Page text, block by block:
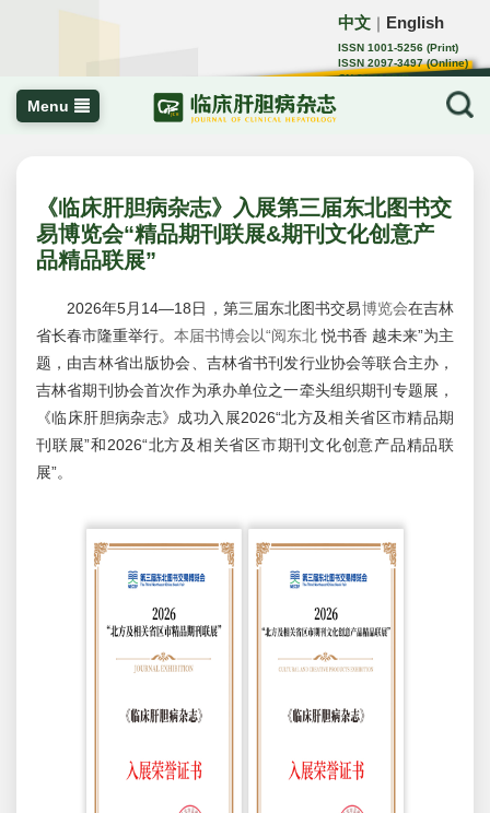
中文 ｜ English
ISSN 1001-5256 (Print)
ISSN 2097-3497 (Online)
CN 22-1108/R
Menu
《临床肝胆病杂志》入展第三届东北图书交
易博览会“精品期刊联展&期刊文化创意产
品精品联展”
2026年5月14—18日，第三届东北图书交易博览会在吉林
省长春市隆重举行。 本届书博会以“阅东北悦书香 越未来”为主
题，由吉林省出版协会、吉林省书刊发行业协会等联合主办，
吉林省期刊协会首次作为承办单位之一牵头组织期刊专题展，
《临床肝胆病杂志》成功入展2026“北方及相关省区市精品期
刊联展”和2026“北方及相关省区市期刊文化创意产品精品联
展”。